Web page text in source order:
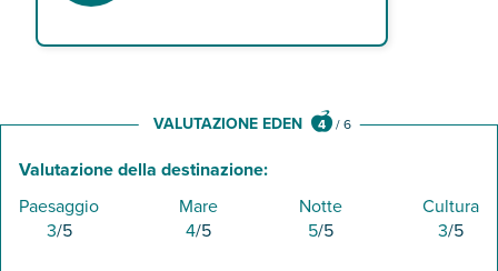
VALUTAZIONE EDEN 4 /6
Valutazione della destinazione:
Paesaggio
3/5
Mare
4/5
Notte
5/5
Cultura
3/5